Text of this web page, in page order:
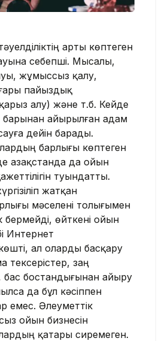
арты көптеген
себепші. Мысалы,
жұмыссыз қалу,
пайыздық
алу) және т.б. Кейде
айырылған адам
дейін барады.
барлығы көптеген
Қазақстанда да ойын
туындатты.
жатқан
мәселені толығымен
бермейді, өйткені ойын
Интернет
ал оларды басқару
тексерістер, заң
бостандығынан айыру
да бұл кәсіппен
емес. Әлеуметтік
ойын бизнесін
қатары сиремеген.